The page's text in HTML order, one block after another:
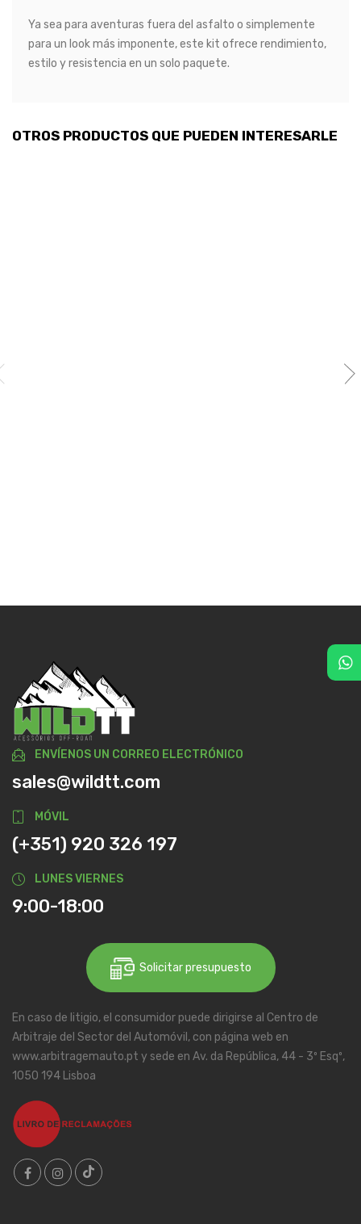
Ya sea para aventuras fuera del asfalto o simplemente
para un look más imponente, este kit ofrece rendimiento,
estilo y resistencia en un solo paquete.
OTROS PRODUCTOS QUE PUEDEN INTERESARLE
ENVÍENOS UN CORREO ELECTRÓNICO
sales@wildtt.com
MÓVIL
(+351) 920 326 197
LUNES VIERNES
9:00-18:00
Solicitar presupuesto
En caso de litigio, el consumidor puede dirigirse al Centro de
Arbitraje del Sector del Automóvil, con página web en
www.arbitragemauto.pt y sede en Av. da República, 44 - 3º Esqº,
1050 194 Lisboa